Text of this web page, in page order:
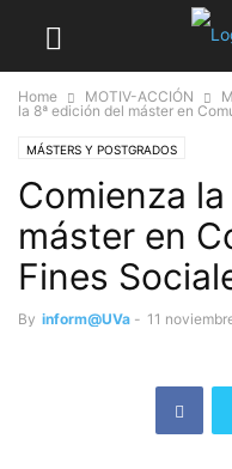
Home MOTIV-ACCIÓN
la 8ª edición del máster en
MÁSTERS Y POSTGRADOS
Comienza
máster en
Fines
By inform@UVa - 11